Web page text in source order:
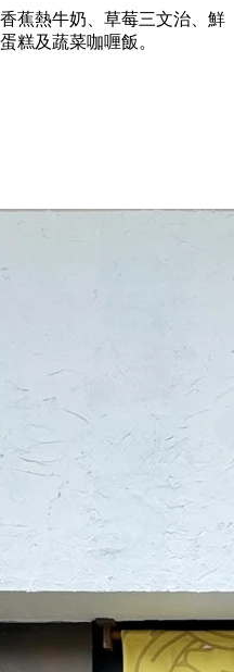
蕉熱牛奶、草莓三文治、鮮
糕及蔬菜咖喱飯。